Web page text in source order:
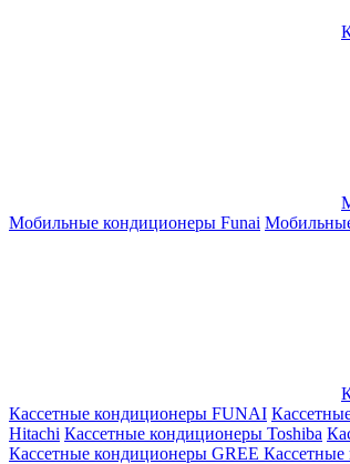
Мобильные кондиционеры Funai
Кассетные кондиционеры FUNAI
Hitachi Кассетные кондиционеры Toshiba
Кассетные кондиционеры GREE Кассетные